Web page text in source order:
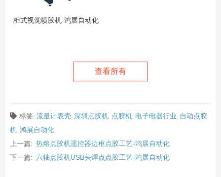
柜式视觉喷胶机-鸿展自动化
查看所有
标签: 流量计表壳 深圳点胶机 点胶机 电子电器行业 自动点胶
机 鸿展自动化
上一篇: 热熔点胶机遥控器边框点胶工艺-鸿展自动化
下一篇: 六轴点胶机USB头焊点点胶工艺-鸿展自动化